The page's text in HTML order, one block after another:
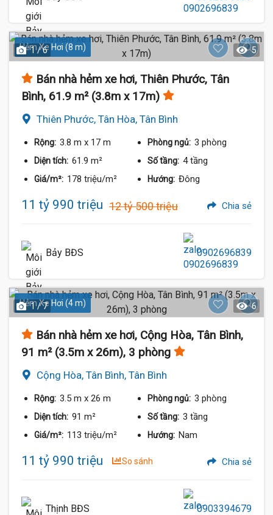
Hẻm Xe Hơi (8 m)
1 / 6 5
Bán nhà hẻm xe hơi, Thiên Phước, Tân
Bình, 61.9 m² (3.8m x 17m)
Thiên Phước, Tân Hòa, Tân Bình
Rộng: 3.8 m x 17 m Phòng ngủ: 3 phòng
Diện tích: 61.9 m² Số tầng: 4 tầng
Giá/m²: 178 triệu/m² Hướng: Đông
11 tỷ 990 triệu 12 tỷ 500 triệu Chia sẻ
Bảy BĐS 0902696839
Hẻm Xe Hơi (4 m)
1 / 7 6
Bán nhà hẻm xe hơi, Cộng Hòa, Tân Bình,
91 m² (3.5m x 26m), 3 phòng
Cộng Hòa, Tân Bình, Tân Bình
Rộng: 3.5 m x 26 m Phòng ngủ: 3 phòng
Diện tích: 91 m² Số tầng: 3 tầng
Giá/m²: 113 triệu/m² Hướng: Nam
11 tỷ 990 triệu So sánh Chia sẻ
Thịnh BĐS 0903394679